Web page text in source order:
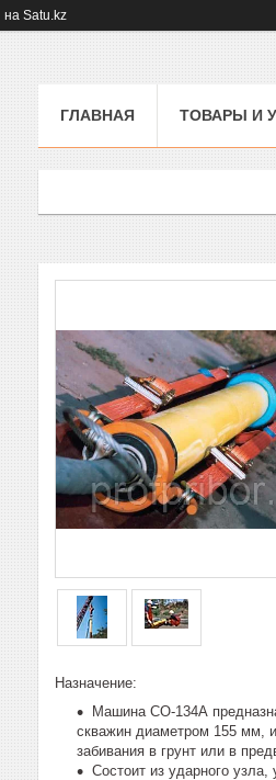
на Satu.kz
ГЛАВНАЯ ТОВАРЫ И
Назначение:
Машина СО-134А
скважин диаметром 155 мм,
забивания в грунт или в
Состоит из ударного